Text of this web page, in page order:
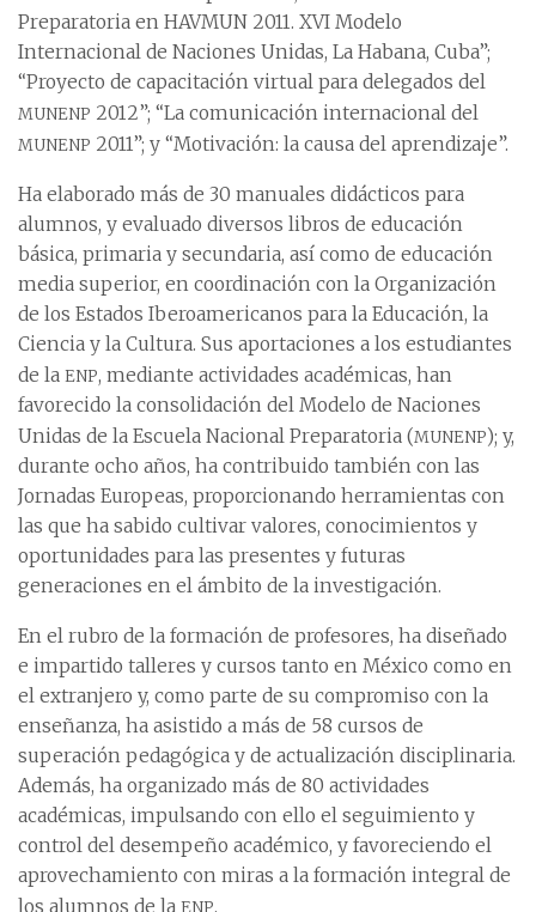
Preparatoria en HAVMUN 2011. XVI Modelo
Internacional de Naciones Unidas, La Habana, Cuba”;
“Proyecto de capacitación virtual para delegados del
munenp 2012”; “La comunicación internacional del
munenp 2011”; y “Motivación: la causa del aprendizaje”.
Ha elaborado más de 30 manuales didácticos para
alumnos, y evaluado diversos libros de educación
básica, primaria y secundaria, así como de educación
media superior, en coordinación con la Organización
de los Estados Iberoamericanos para la Educación, la
Ciencia y la Cultura. Sus aportaciones a los estudiantes
de la enp, mediante actividades académicas, han
favorecido la consolidación del Modelo de Naciones
Unidas de la Escuela Nacional Preparatoria (munenp); y,
durante ocho años, ha contribuido también con las
Jornadas Europeas, proporcionando herramientas con
las que ha sabido cultivar valores, conocimientos y
oportunidades para las presentes y futuras
generaciones en el ámbito de la investigación.
En el rubro de la formación de profesores, ha diseñado
e impartido talleres y cursos tanto en México como en
el extranjero y, como parte de su compromiso con la
enseñanza, ha asistido a más de 58 cursos de
superación pedagógica y de actualización disciplinaria.
Además, ha organizado más de 80 actividades
académicas, impulsando con ello el seguimiento y
control del desempeño académico, y favoreciendo el
aprovechamiento con miras a la formación integral de
los alumnos de la enp.